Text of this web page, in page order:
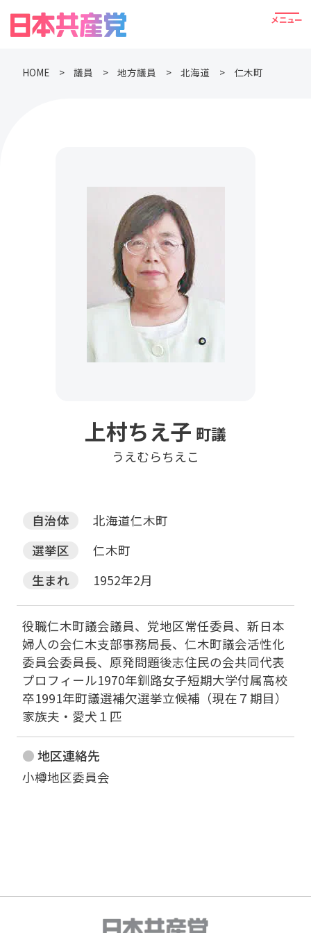
HOME 議員 地方議員 北海道 仁木町
上村ちえ子 町議
うえむらちえこ
自治体
北海道仁木町
選挙区
仁木町
生まれ
1952年2月
役職仁木町議会議員、党地区常任委員、新日本
婦人の会仁木支部事務局長、仁木町議会活性化
委員会委員長、原発問題後志住民の会共同代表
プロフィール1970年釧路女子短期大学付属高校
卒1991年町議選補欠選挙立候補（現在７期目）
家族夫・愛犬１匹
地区連絡先
小樽地区委員会